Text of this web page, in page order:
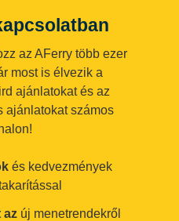
az AFerry több ezer
most is élvezik a
ajánlatokat és az
ajánlatokat számos
és kedvezmények
az új menetrendekről